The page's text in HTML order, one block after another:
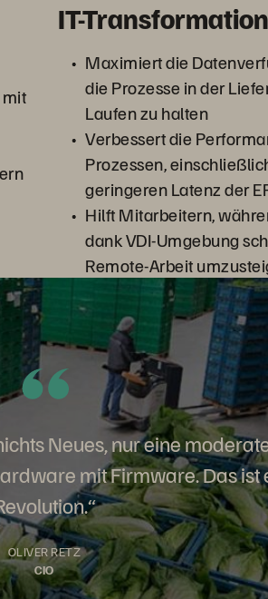
IT-Transformation
Maximiert die
die Prozesse in der
Laufen zu halten
Verbessert die
Prozessen,
geringeren Latenz der
Hilft Mitarbeitern,
dank VDI-Umgebung
Remote-Arbeit
Neues, nur eine
mit Firmware. Das ist
OLIVER RETZ
CIO